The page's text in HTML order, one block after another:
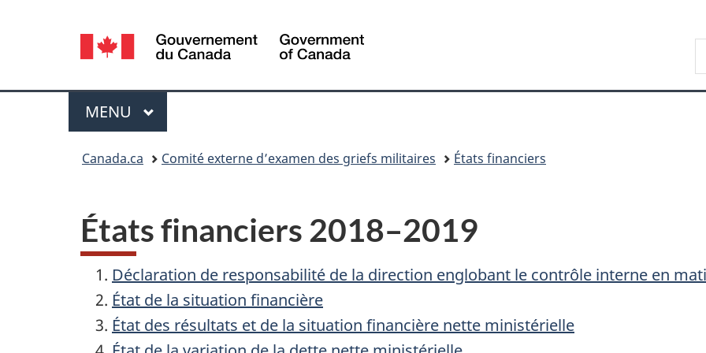
sujet
HTML
Sélection
de
la
langue
Canada
Menu
MENU PRINCIPAL
Canada.ca Comité externe d’examen des griefs militaires États financiers
États financiers 2018–2019
Déclaration de responsabilité de la direction englobant le contrôle interne en
État de la situation financière
État des résultats et de la situation financière nette ministérielle